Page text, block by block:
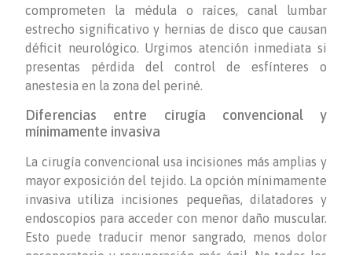
comprometen la médula o raíces, canal lumbar
estrecho significativo y hernias de disco que causan
déficit neurológico. Urgimos atención inmediata si
presentas pérdida del control de esfínteres o
anestesia en la zona del periné.
Diferencias entre cirugía convencional y
mínimamente invasiva
La cirugía convencional usa incisiones más amplias y
mayor exposición del tejido. La opción mínimamente
invasiva utiliza incisiones pequeñas, dilatadores y
endoscopios para acceder con menor daño muscular.
Esto puede traducir menor sangrado, menos dolor